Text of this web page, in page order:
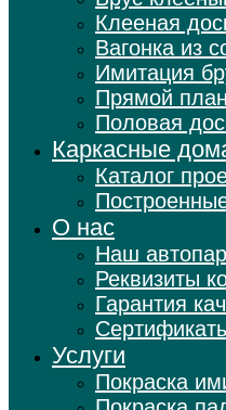
Клееная
Вагонка из
Имитация
Прямой
Половая
Каркасные
Каталог
О нас
Наш
Реквизиты
Гарантия
Услуги
Покраска